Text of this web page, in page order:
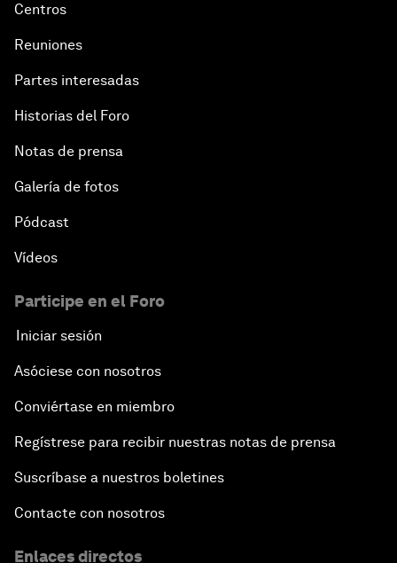
Centros
Reuniones
Partes interesadas
Historias del Foro
Notas de prensa
Galería de fotos
Pódcast
Vídeos
Participe en el Foro
Iniciar sesión
Asóciese con nosotros
Conviértase en miembro
Regístrese para recibir nuestras notas de prensa
Suscríbase a nuestros boletines
Contacte con nosotros
Enlaces directos